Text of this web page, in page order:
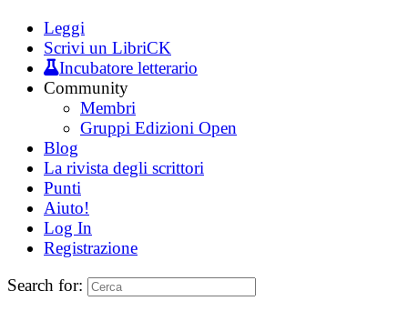
Leggi
Scrivi un LibriCK
Incubatore letterario
Community
Membri
Gruppi Edizioni Open
Blog
La rivista degli scrittori
Punti
Aiuto!
Log In
Registrazione
Search for: